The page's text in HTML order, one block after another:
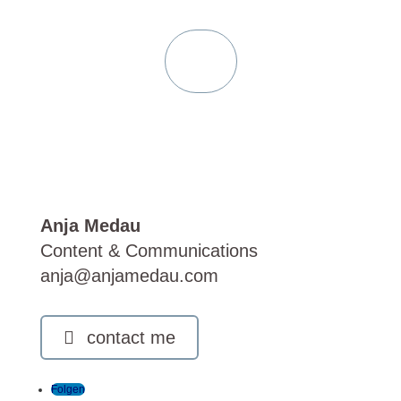
Anja Medau
Content & Communications
anja@anjamedau.com
contact me
Folgen